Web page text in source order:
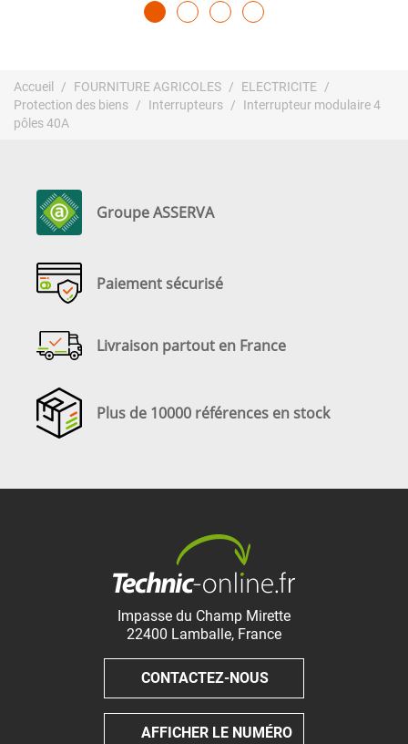
Accueil FOURNITURE AGRICOLES
ELECTRICITE
Protection des biens
Interrupteurs
Interrupteur modulaire 4
pôles 40A
Groupe ASSERVA
Paiement sécurisé
Livraison partout en France
Plus de 10000 références en stock
Impasse du Champ Mirette
22400 Lamballe, France
CONTACTEZ-NOUS
AFFICHER LE NUMÉRO